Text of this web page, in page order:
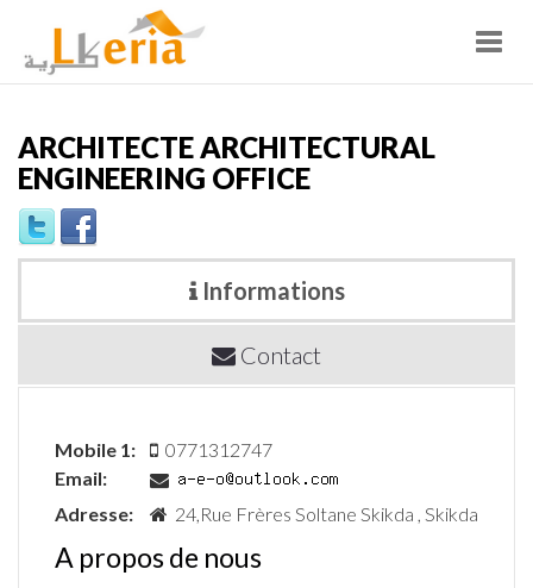
ARCHITECTE ARCHITECTURAL
ENGINEERING OFFICE
Informations
Contact
Mobile 1:
0771312747
Email:
Adresse:
24,Rue Frères Soltane Skikda , Skikda
A propos de nous